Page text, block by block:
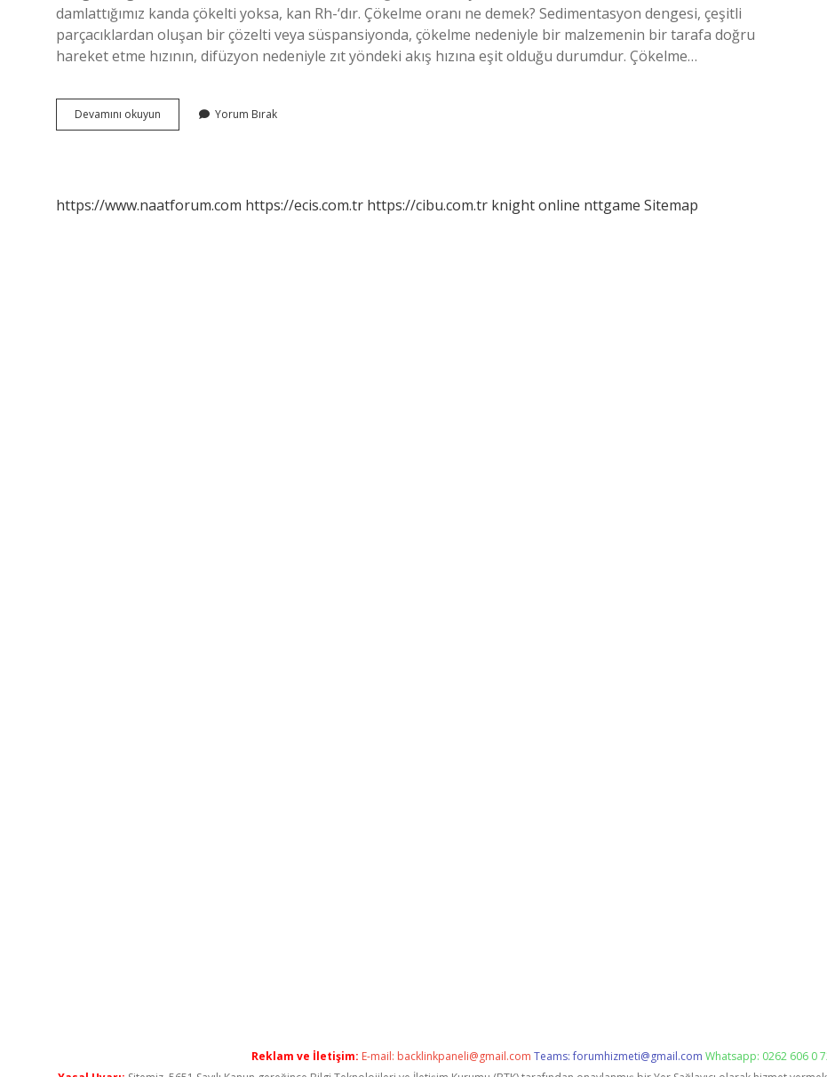
damlattığımız kanda çökelti yoksa, kan Rh-‘dır. Çökelme oranı ne demek? Sedimentasyon dengesi, çeşitli
parçacıklardan oluşan bir çözelti veya süspansiyonda, çökelme nedeniyle bir malzemenin bir tarafa doğru
hareket etme hızının, difüzyon nedeniyle zıt yöndeki akış hızına eşit olduğu durumdur. Çökelme…
Devamını okuyun
Çökelme
Yorum Bırak
https://www.naatforum.com https://ecis.com.tr https://cibu.com.tr knight online nttgame Sitemap
Reklam ve İletişim: E-mail: backlinkpaneli@gmail.com Teams:forumhizmeti@gmail.com Whatsapp: 0262 606 0